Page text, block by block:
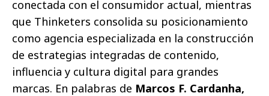
conectada con el consumidor actual, mientras
que Thinketers consolida su posicionamiento
como agencia especializada en la construcción
de estrategias integradas de contenido,
influencia y cultura digital para grandes
marcas. En palabras de Marcos F. Cardanha,